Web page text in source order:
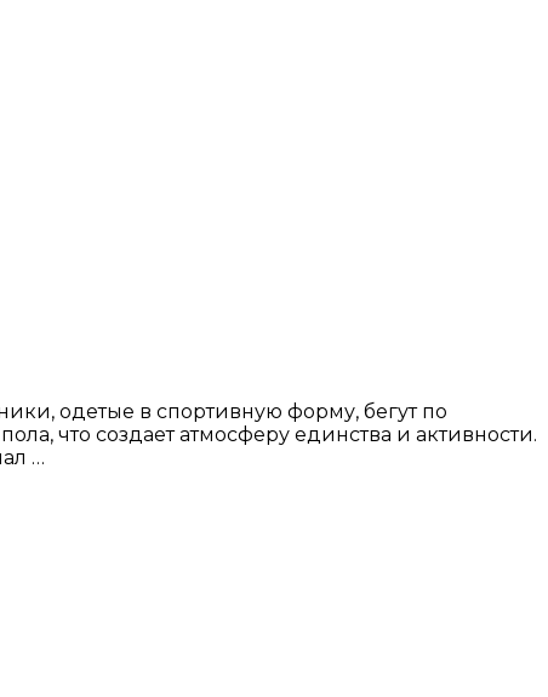
одетые в спортивную форму, бегут по
что создает атмосферу единства и активности.
…